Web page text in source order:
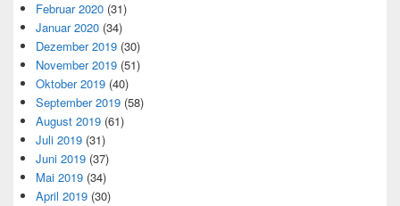
Februar 2020 (31)
Januar 2020 (34)
Dezember 2019 (30)
November 2019 (51)
Oktober 2019 (40)
September 2019 (58)
August 2019 (61)
Juli 2019 (31)
Juni 2019 (37)
Mai 2019 (34)
April 2019 (30)